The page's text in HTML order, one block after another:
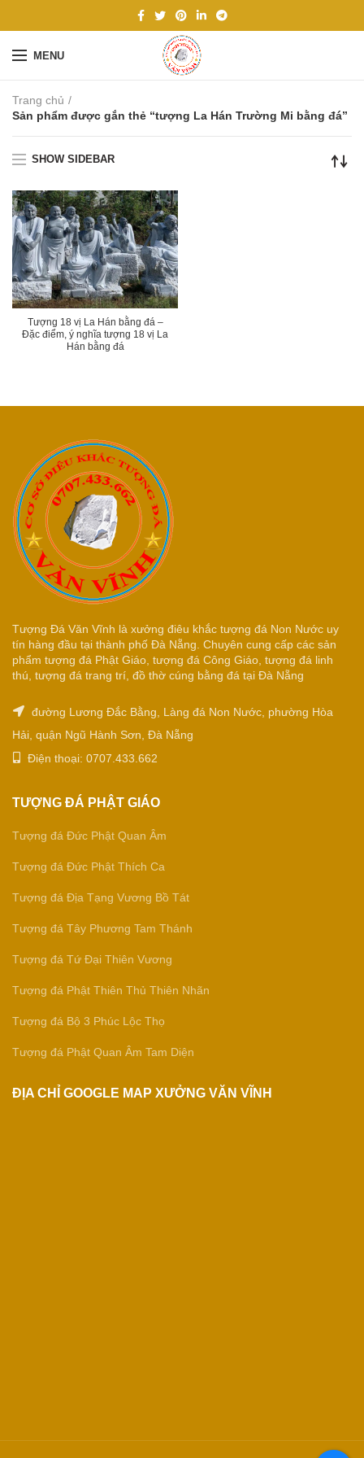
MENU
Trang chủ
Sản phẩm được gắn thẻ “tượng La Hán Trường Mi bằng đá”
SHOW SIDEBAR
Tượng 18 vị La Hán bằng đá –
Đặc điểm, ý nghĩa tượng 18 vị La
Hán bằng đá
Tượng Đá Văn Vĩnh là xưởng điêu khắc tượng đá Non Nước uy
tín hàng đầu tại thành phố Đà Nẵng. Chuyên cung cấp các sản
phẩm tượng đá Phật Giáo, tượng đá Công Giáo, tượng đá linh
thú, tượng đá trang trí, đồ thờ cúng bằng đá tại Đà Nẵng
đường Lương Đắc Bằng, Làng đá Non Nước, phường Hòa
Hải, quận Ngũ Hành Sơn, Đà Nẵng
Điện thoại: 0707.433.662
TƯỢNG ĐÁ PHẬT GIÁO
Tượng đá Đức Phật Quan Âm
Tượng đá Đức Phật Thích Ca
Tượng đá Địa Tạng Vương Bồ Tát
Tượng đá Tây Phương Tam Thánh
Tượng đá Tứ Đại Thiên Vương
Tượng đá Phật Thiên Thủ Thiên Nhãn
Tượng đá Bộ 3 Phúc Lộc Thọ
Tượng đá Phật Quan Âm Tam Diện
ĐỊA CHỈ GOOGLE MAP XƯỞNG VĂN VĨNH